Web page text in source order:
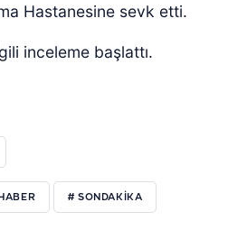
Hastanesine sevk etti.
inceleme başlattı.
# SONDAKİKA